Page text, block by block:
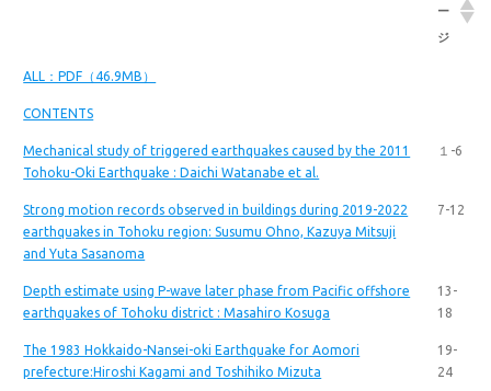
ー
ジ
ALL：PDF（46.9MB）
CONTENTS
Mechanical study of triggered earthquakes caused by the 2011
Tohoku-Oki Earthquake : Daichi Watanabe et al.
１-6
Strong motion records observed in buildings during 2019-2022
earthquakes in Tohoku region: Susumu Ohno, Kazuya Mitsuji
and Yuta Sasanoma
7-12
Depth estimate using P-wave later phase from Pacific offshore
earthquakes of Tohoku district : Masahiro Kosuga
13-
18
The 1983 Hokkaido-Nansei-oki Earthquake for Aomori
prefecture:Hiroshi Kagami and Toshihiko Mizuta
19-
24